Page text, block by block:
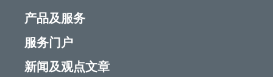
产品及服务
服务门户
新闻及观点文章